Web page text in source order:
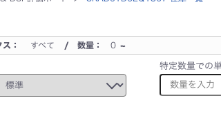
： すべて / 数量： 0 ~
特定数量での